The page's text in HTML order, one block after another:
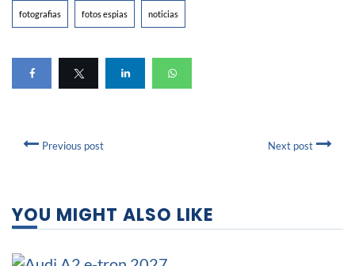
fotografias fotos espias noticias
Previous post Next post
YOU MIGHT ALSO LIKE